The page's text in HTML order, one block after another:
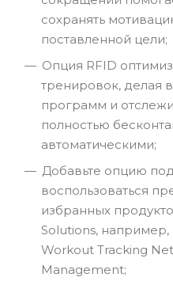
сохранять
поставленной цели;
Опция RFID
тренировок, делая
программ и
полностью
автоматическими;
Добавьте опцию
воспользоваться
избранных
Solutions, например,
Workout Tracking
Management;